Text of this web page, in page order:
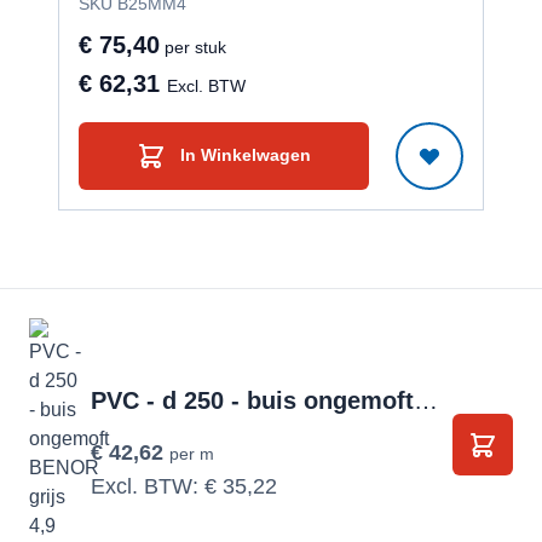
SKU B25MM4
€ 75,40 per stuk
€ 62,31 Excl. BTW
In Winkelwagen
PVC - d 250 - buis ongemoft BENOR grijs 4,9 mm
€ 42,62 per m
Excl. BTW: € 35,22
In